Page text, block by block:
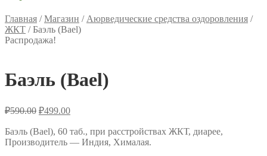
Главная /Магазин / Аюрведические средства оздоровления /
ЖКТ /Баэль (Bael)
Распродажа!
Баэль (Bael)
₽590.00 Первоначальная
составляла
₽590.00.
₽499.00Текущая
₽499.00.
Баэль (Bael), 60 таб., при расстройствах ЖКТ, диарее,
Производитель — Индия, Хималая.